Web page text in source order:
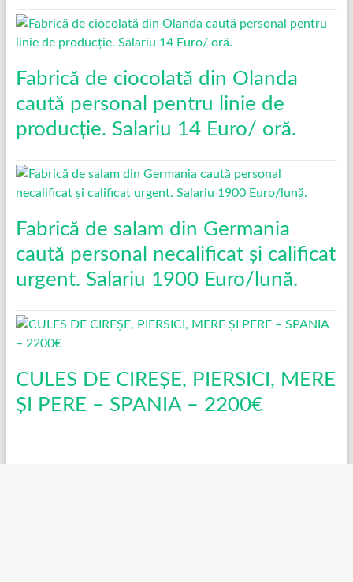
Fabrică de ciocolată din Olanda
caută personal pentru linie de
producție. Salariu 14 Euro/ oră.
Fabrică de salam din Germania
caută personal necalificat și calificat
urgent. Salariu 1900 Euro/lună.
CULES DE CIREȘE, PIERSICI, MERE
ȘI PERE – SPANIA – 2200€